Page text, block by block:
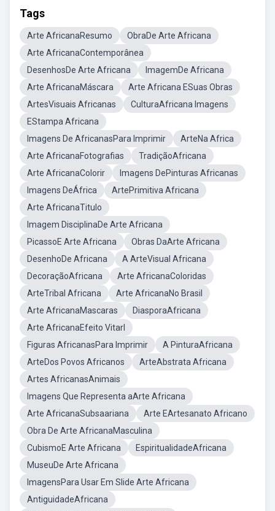
Tags
Arte AfricanaResumo
ObraDe Arte Africana
Arte AfricanaContemporânea
DesenhosDe Arte Africana
ImagemDe Africana
Arte AfricanaMáscara
Arte Africana ESuas Obras
ArtesVisuais Africanas
CulturaAfricana Imagens
EStampa Africana
Imagens De AfricanasPara Imprimir
ArteNa Africa
Arte AfricanaFotografias
TradiçãoAfricana
Arte AfricanaColorir
Imagens DePinturas Africanas
Imagens DeÁfrica
ArtePrimitiva Africana
Arte AfricanaTitulo
Imagem DisciplinaDe Arte Africana
PicassoE Arte Africana
Obras DaArte Africana
DesenhoDe Africana
A ArteVisual Africana
DecoraçãoAfricana
Arte AfricanaColoridas
ArteTribal Africana
Arte AfricanaNo Brasil
Arte AfricanaMascaras
DiasporaAfricana
Arte AfricanaEfeito Vitarl
Figuras AfricanasPara Imprimir
A PinturaAfricana
ArteDos Povos Africanos
ArteAbstrata Africana
Artes AfricanasAnimais
Imagens Que Representa aArte Africana
Arte AfricanaSubsaariana
Arte EArtesanato Africano
Obra De Arte AfricanaMasculina
CubismoE Arte Africana
EspiritualidadeAfricana
MuseuDe Arte Africana
ImagensPara Usar Em Slide Arte Africana
AntiguidadeAfricana